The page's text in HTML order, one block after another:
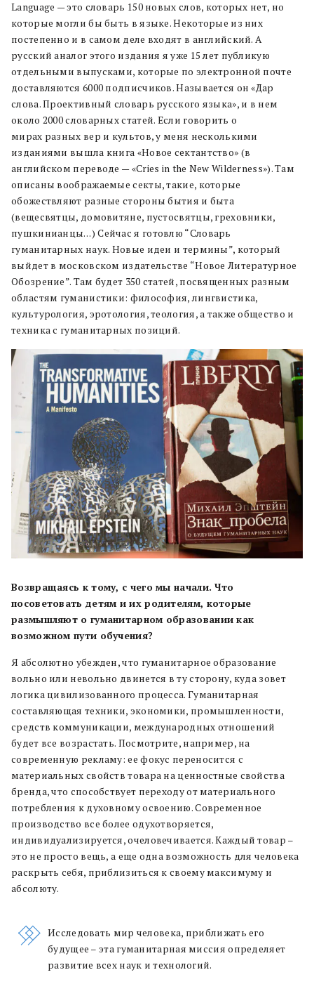
Language — это словарь 150 новых слов, которых нет, но
которые могли бы быть в языке. Некоторые из них
постепенно и в самом деле входят в английский. А
русский аналог этого издания я уже 15 лет публикую
отдельными выпусками, которые по электронной почте
доставляются 6000 подписчиков. Называется он «Дар
слова. Проективный словарь русского языка», и в нем
около 2000 словарных статей. Если говорить о
мирах разных вер и культов, у меня несколькими
изданиями вышла книга «Новое сектантство» (в
английском переводе — «Cries in the New Wilderness»). Там
описаны воображаемые секты, такие, которые
обожествляют разные стороны бытия и быта
(вещесвятцы, домовитяне, пустосвятцы, греховники,
пушкинианцы…) Сейчас я готовлю “Словарь
гуманитарных наук. Новые идеи и термины”, который
выйдет в московском издательстве “Новое Литературное
Обозрение”. Там будет 350 статей, посвященных разным
областям гуманистики: философия, лингвистика,
культурология, эротология, теология, а также общество и
техника с гуманитарных позиций.
Возвращаясь к тому, с чего мы начали. Что
посоветовать детям и их родителям, которые
размышляют о гуманитарном образовании как
возможном пути обучения?
Я абсолютно убежден, что гуманитарное образование
вольно или невольно двинется в ту сторону, куда зовет
логика цивилизованного процесса. Гуманитарная
составляющая техники, экономики, промышленности,
средств коммуникации, международных отношений
будет все возрастать. Посмотрите, например, на
современную рекламу: ее фокус переносится с
материальных свойств товара на ценностные свойства
бренда, что способствует переходу от материального
потребления к духовному освоению. Современное
производство все более одухотворяется,
индивидуализируется, очеловечивается. Каждый товар –
это не просто вещь, а еще одна возможность для человека
раскрыть себя, приблизиться к своему максимуму и
абсолюту.
Исследовать мир человека, приближать его
будущее – эта гуманитарная миссия определяет
развитие всех наук и технологий.